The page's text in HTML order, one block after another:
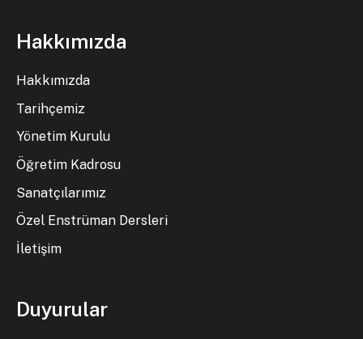
Hakkımızda
Hakkımızda
Tarihçemiz
Yönetim Kurulu
Öğretim Kadrosu
Sanatçılarımız
Özel Enstrüman Dersleri
İletişim
Duyurular